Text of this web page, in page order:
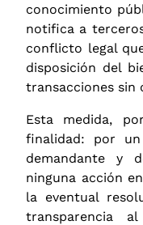
conocimiento
notifica a
conflicto legal
disposición del
transacciones sin
Esta medida,
finalidad: por
demandante y
ninguna acción
la eventual
transparencia